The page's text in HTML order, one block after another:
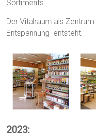
Sortiments
Der Vitalraum als
Entspannung entsteht.
2023: